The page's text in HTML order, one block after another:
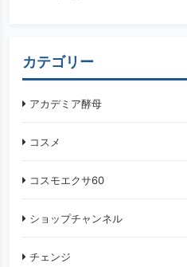
カテゴリー
アカデミア酵母
コスメ
コスモエクサ60
ショップチャンネル
チェンジ